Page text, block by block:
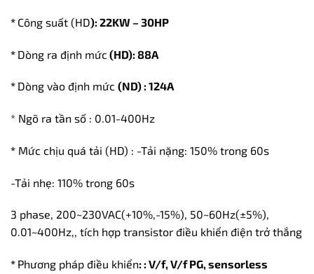
* Công suất (HD): 22KW – 30HP
* Dòng ra định mức (HD): 88A
* Dòng vào định mức (ND) : 124A
* Ngõ ra tần số : 0.01-400Hz
* Mức chịu quá tải (HD) : -Tải nặng: 150% trong 60s
-Tải nhẹ: 110% trong 60s
3 phase, 200~230VAC(+10%,-15%), 50~60Hz(±5%),
0.01~400Hz,, tích hợp transistor điều khiển điện trở thắng
* Phương pháp điều khiển: : V/f, V/f PG, sensorless